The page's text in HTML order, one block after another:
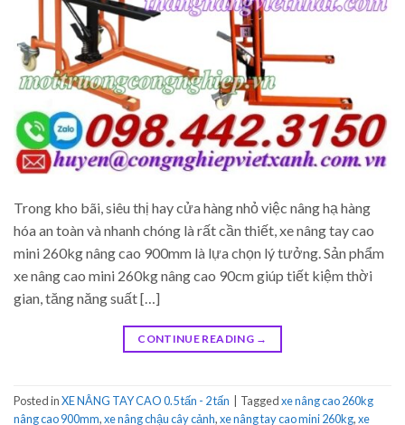
Trong kho bãi, siêu thị hay cửa hàng nhỏ việc nâng hạ hàng
hóa an toàn và nhanh chóng là rất cần thiết, xe nâng tay cao
mini 260kg nâng cao 900mm là lựa chọn lý tưởng. Sản phẩm
xe nâng cao mini 260kg nâng cao 90cm giúp tiết kiệm thời
gian, tăng năng suất […]
CONTINUE READING →
Posted inXE NÂNG TAY CAO 0.5 tấn - 2 tấn Taggedxe nâng cao 260kg
nâng cao 900mm,xe nâng chậu cây cảnh,xe nâng tay cao mini 260kg,xe